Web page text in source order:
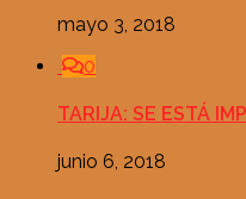
mayo 3, 2018
0
TARIJA: SE ESTÁ
junio 6, 2018